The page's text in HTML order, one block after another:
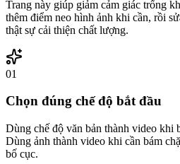
Trang này giúp giảm cảm giác trống
thêm điểm neo hình ảnh khi cần, rồi
thật sự cải thiện chất lượng.
01
Chọn đúng chế độ bắt đầu
Dùng chế độ văn bản thành video khi
Dùng ảnh thành video khi cần bám
bố cục.